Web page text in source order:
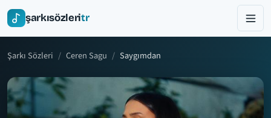
şarkısözleritr
Şarkı Sözleri Ceren Sagu Saygımdan